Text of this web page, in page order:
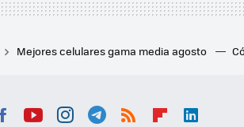
Mejores celulares gama media agosto